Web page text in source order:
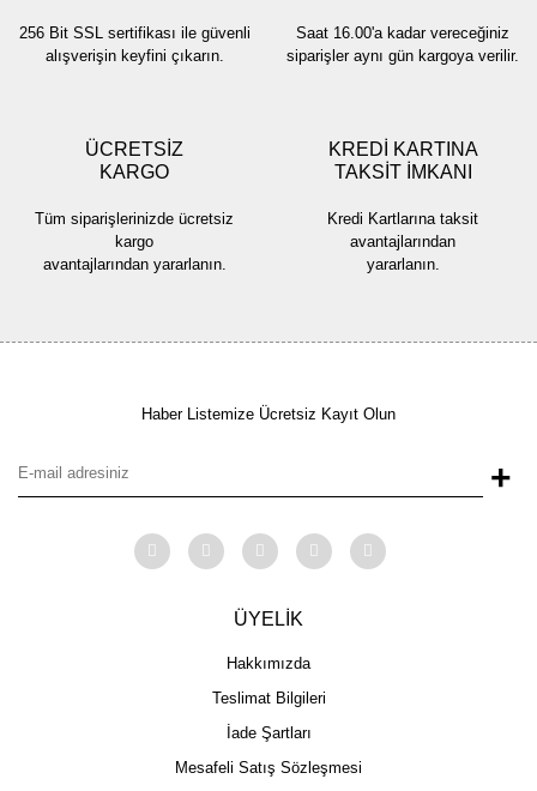
256 Bit SSL sertifikası ile güvenli
alışverişin keyfini çıkarın.
Saat 16.00'a kadar vereceğiniz
siparişler aynı gün kargoya verilir.
ÜCRETSİZ
KARGO
Tüm siparişlerinizde ücretsiz
kargo
avantajlarından yararlanın.
KREDİ KARTINA
TAKSİT İMKANI
Kredi Kartlarına taksit
avantajlarından
yararlanın.
Haber Listemize Ücretsiz Kayıt Olun
+
ÜYELİK
Hakkımızda
Teslimat Bilgileri
İade Şartları
Mesafeli Satış Sözleşmesi